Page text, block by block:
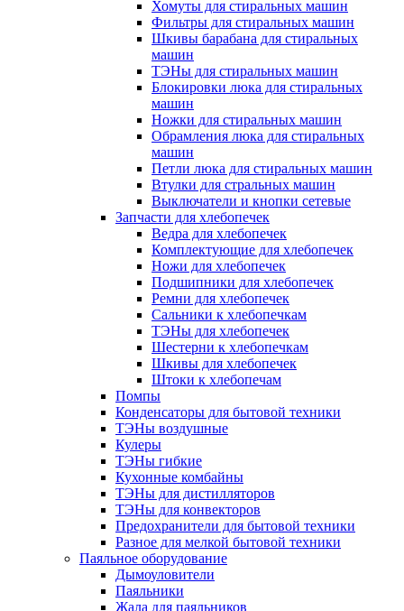
Хомуты для стиральных машин
Фильтры для стиральных машин
Шкивы барабана для стиральных
машин
ТЭНы для стиральных машин
Блокировки люка для стиральных
машин
Ножки для стиральных машин
Обрамления люка для стиральных
машин
Петли люка для стиральных машин
Втулки для стральных машин
Выключатели и кнопки сетевые
Запчасти для хлебопечек
Ведра для хлебопечек
Комплектующие для хлебопечек
Ножи для хлебопечек
Подшипники для хлебопечек
Ремни для хлебопечек
Сальники к хлебопечкам
ТЭНы для хлебопечек
Шестерни к хлебопечкам
Шкивы для хлебопечек
Штоки к хлебопечам
Помпы
Конденсаторы для бытовой техники
ТЭНы воздушные
Кулеры
ТЭНы гибкие
Кухонные комбайны
ТЭНы для дистилляторов
ТЭНы для конвекторов
Предохранители для бытовой техники
Разное для мелкой бытовой техники
Паяльное оборудование
Дымоуловители
Паяльники
Жала для паяльников